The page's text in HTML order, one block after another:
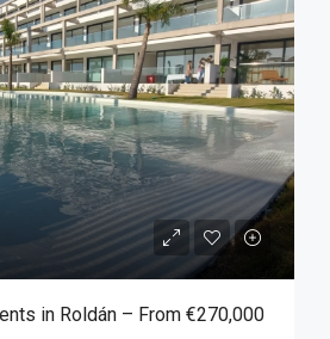
in Roldán – From €270,000